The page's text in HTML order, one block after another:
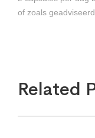
of zoals
Related